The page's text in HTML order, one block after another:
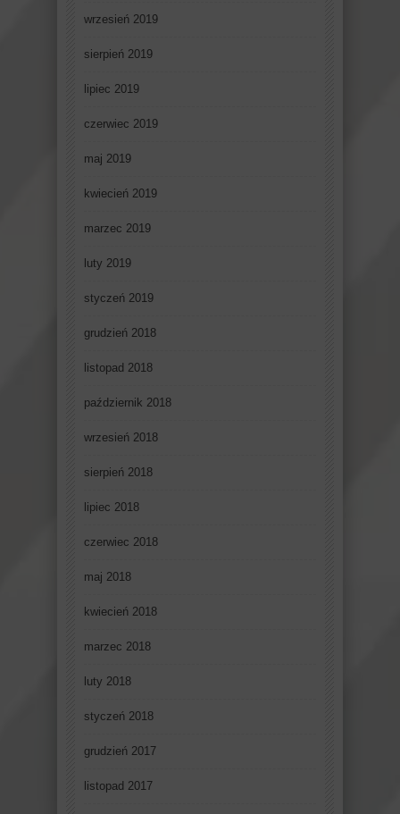
wrzesień 2019
sierpień 2019
lipiec 2019
czerwiec 2019
maj 2019
kwiecień 2019
marzec 2019
luty 2019
styczeń 2019
grudzień 2018
listopad 2018
październik 2018
wrzesień 2018
sierpień 2018
lipiec 2018
czerwiec 2018
maj 2018
kwiecień 2018
marzec 2018
luty 2018
styczeń 2018
grudzień 2017
listopad 2017